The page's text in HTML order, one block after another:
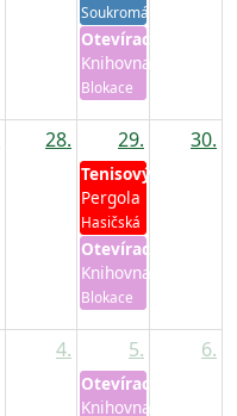
Soukromá
Otevírací hodiny
Knihovna
Blokace
28. 29.
Tenisový turnaj
Pergola
Hasičská
Otevírací hodiny
Knihovna
Blokace
30.
4. 5.
Otevírací hodiny
Knihovna
6.